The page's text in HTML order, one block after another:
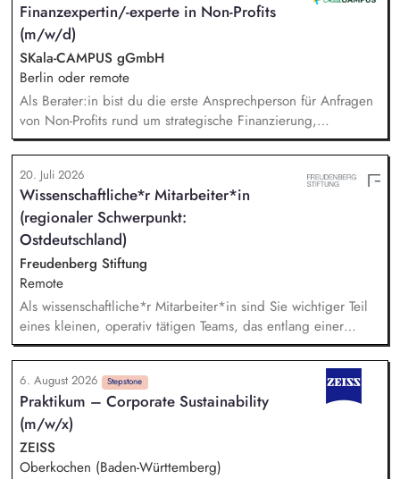
Sichtbarkeit des BUND, Konzeptionelle Begleitung des
BUND-Auftritts bei Veranstaltungen, Aktionen u.ä.
Finanzexpertin/-experte in Non-Profits
(m/w/d)
SKala-CAMPUS gGmbH
Berlin oder remote
Als Berater:in bist du die erste Ansprechperson für Anfragen
von Non-Profits rund um strategische Finanzierung,
Finanzmanagement und Fundraising. Dabei entwickelst du
den gesamten Prozess von der Anfrage über
Angebotserstellung bis zur eigenverantwortlichen Umsetzung.
Auf Basis der jeweiligen Herausforderungen entwickelst du
passgenaue Beratungsprozesse und berätst Organisationen zu
zentralen Fragen ihrer finanziellen Steuerung und
strategischen Weiterentwicklung.
20. Juli 2026
Wissenschaftliche*r Mitarbeiter*in
(regionaler Schwerpunkt:
Ostdeutschland)
Freudenberg Stiftung
Remote
Als wissenschaftliche*r Mitarbeiter*in sind Sie wichtiger Teil
eines kleinen, operativ tätigen Teams, das entlang einer
klaren Programmatik langfristig soziale Innovation
implementiert. Sie unterstützen die Geschäftsführung bei der
Umsetzung der Stiftungsprogrammatik und entwickeln dabei
die Internationalisierungsstrategie der Stiftung weiter. Sie
übersetzen wissenschaftliche Erkenntnisse in
alltagsangebundene Handlungsansätze entlang unserer
Stiftungsprogrammatik.
6. August 2026 Stepstone
Praktikum – Corporate Sustainability
(m/w/x)
ZEISS
Oberkochen (Baden-Württemberg)